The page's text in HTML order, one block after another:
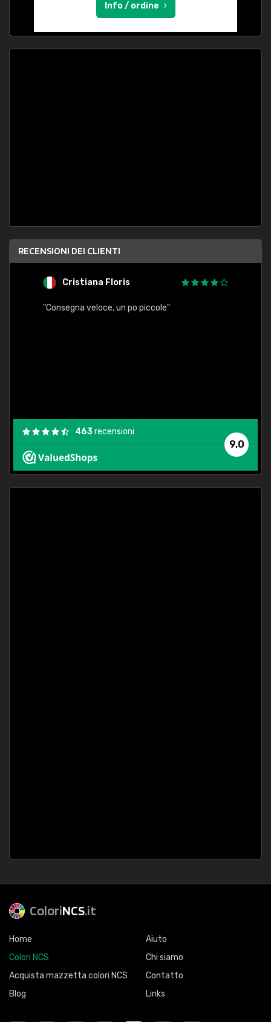
Info / ordine
RECENSIONI DEI CLIENTI
Cristiana Floris
"Consegna veloce, un po piccole"
9,0
463recensioni
ColoriNCS.it
Home
Colori NCS
Acquista mazzetta colori NCS
Blog
Aiuto
Chi siamo
Contatto
Links